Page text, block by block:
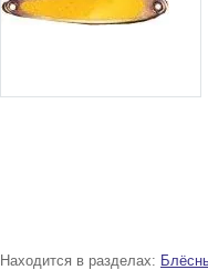
Находится в разделах: